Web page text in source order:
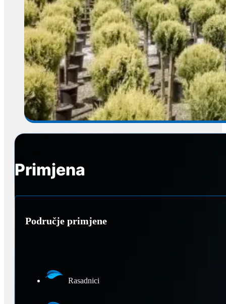
Primjena
Područje primjene
Rasadnici